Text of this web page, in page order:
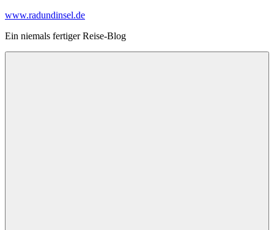
Zum
springen
www.radundinsel.de
Ein niemals fertiger Reise-Blog